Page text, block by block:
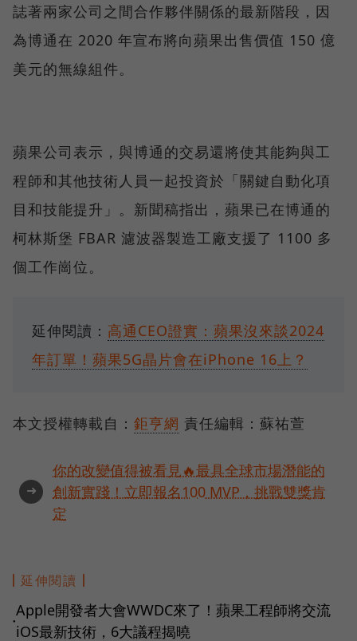
誌著兩家公司之間合作夥伴關係的最新階段，因
為博通在 2020 年宣布將向蘋果出售價值 150 億
美元的無線組件。
蘋果公司表示，與博通的交易還將使其能夠與工
程師和其他技術人員一起投資於「關鍵自動化項
目和技能提升」。新聞稿指出，蘋果已在博通的
柯林斯堡 FBAR 濾波器製造工廠支援了 1100 多
個工作崗位。
延伸閱讀： 高通CEO證實：蘋果沒來談2024
年訂單！蘋果5G晶片會在iPhone 16上？
本文授權轉載自： 鉅亨網 責任編輯：蘇祐萱
➜
你的改變值得被看見🔥最具全球市場潛能的
創新實踐！立即報名100 MVP，挑戰雙獎肯
定
延伸閱讀
●
Apple開發者大會WWDC來了！蘋果工程師將交流
iOS最新技術，6大議程揭曉